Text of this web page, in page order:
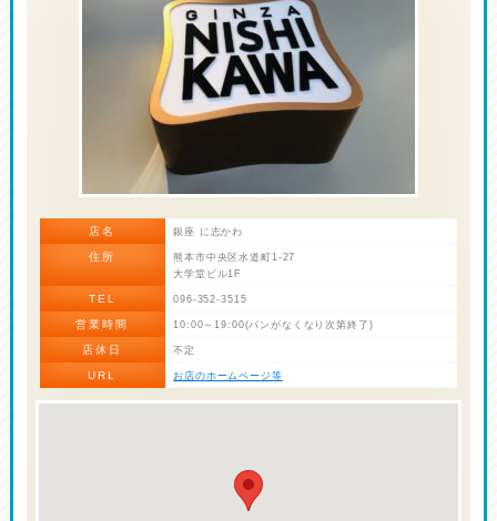
店名 銀座 に志かわ
住所
熊本市中央区水道町1-27
大学堂ビル1F
TEL 096-352-3515
営業時間 10:00～19:00(パンがなくなり次第終了)
店休日 不定
URL お店のホームページ等